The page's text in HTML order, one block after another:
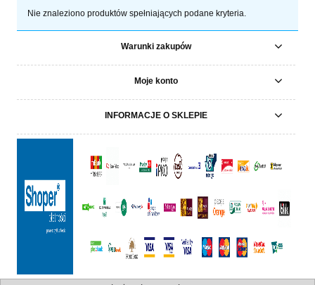
Nie znaleziono produktów spełniających podane kryteria.
Warunki zakupów
Moje konto
INFORMACJE O SKLEPIE